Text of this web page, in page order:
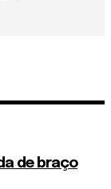
de braço